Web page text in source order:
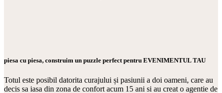
piesa cu piesa, construim un puzzle perfect pentru EVENIMENTUL TAU
Totul este posibil datorita curajului și pasiunii a doi oameni, care au
decis sa iasa din zona de confort acum 15 ani si au creat o agentie de